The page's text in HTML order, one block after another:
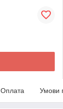
Оплата Умови